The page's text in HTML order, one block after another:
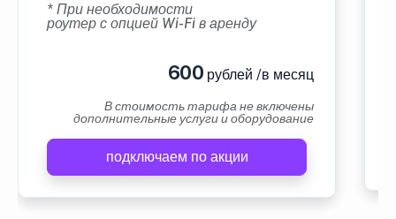
* При необходимости
роутер с опцией Wi-Fi в аренду
600 рублей /в месяц
В стоимость тарифа не включены
дополнительные услуги и оборудование
подключаем по акции